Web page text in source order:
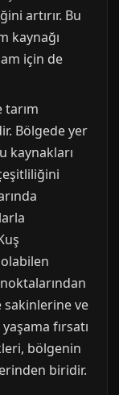
artırır. Bu
kaynağı
için de
Bölgede yer
kaynakları
sakinlerine ve
fırsatı
bölgenin
biridir.